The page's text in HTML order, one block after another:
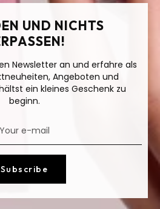
UND NICHTS
Newsletter an und erfahre als
Angeboten und
ein kleines Geschenk zu
beginn.
Your e-mail
Subscribe